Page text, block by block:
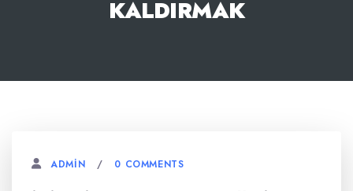
KALDIRMAK
ADMIN 0 COMMENTS